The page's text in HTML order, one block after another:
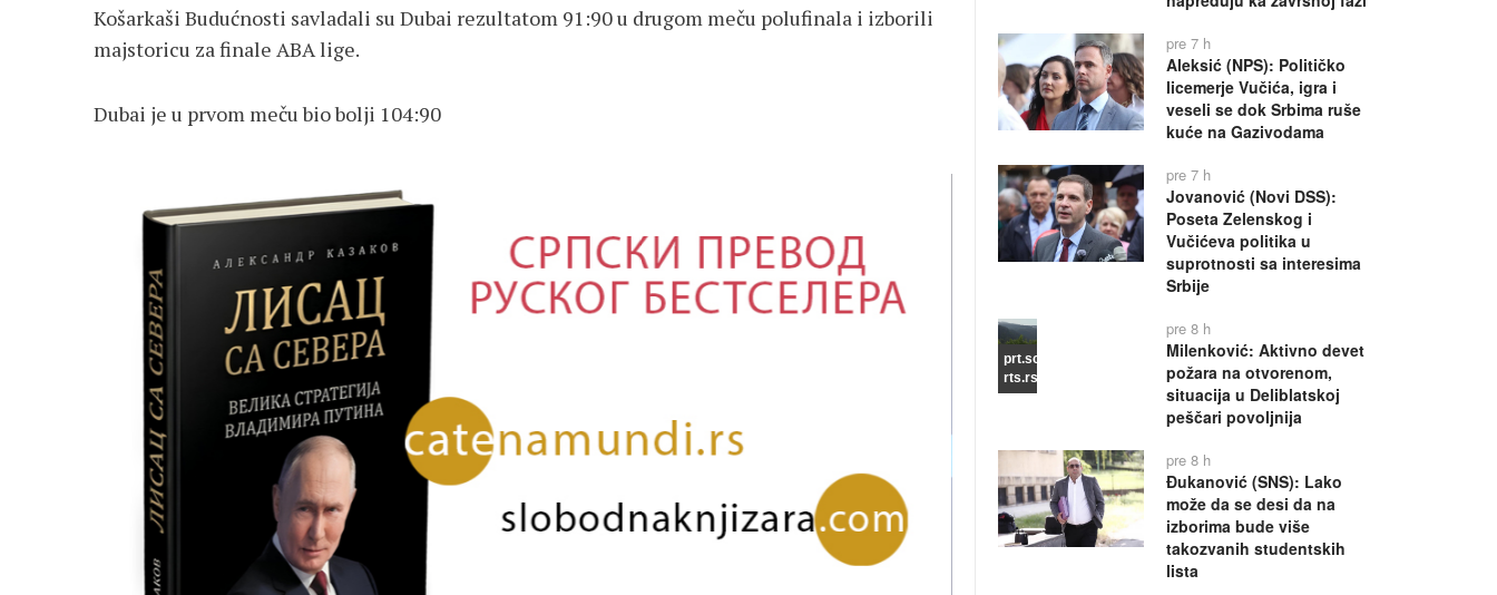
Košarkaši Budućnosti savladali su Dubai rezultatom 91:90 u drugom meču polufinala i izborili
majstoricu za finale ABA lige.
Dubai je u prvom meču bio bolji 104:90
pre 7 h
Aleksić (NPS): Političko
licemerje Vučića, igra i
veseli se dok Srbima ruše
kuće na Gazivodama
pre 7 h
Jovanović (Novi DSS):
Poseta Zelenskog i
Vučićeva politika u
suprotnosti sa interesima
Srbije
prt.scr
rts.rs
pre 8 h
Milenković: Aktivno devet
požara na otvorenom,
situacija u Deliblatskoj
peščari povoljnija
pre 8 h
Đukanović (SNS): Lako
može da se desi da na
izborima bude više
takozvanih studentskih
lista